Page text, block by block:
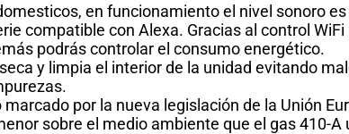
en funcionamiento el nivel sonoro es
compatible con Alexa. Gracias al control
podrás controlar el consumo energético.
y limpia el interior de la unidad evitando
marcado por la nueva legislación de la Unión
sobre el medio ambiente que el gas 410-